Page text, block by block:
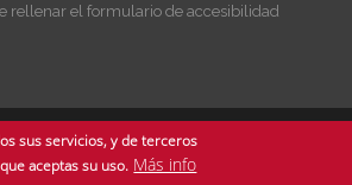
rellenar el formulario de accesibilidad
sus servicios, y de terceros
aceptas su uso. Más info